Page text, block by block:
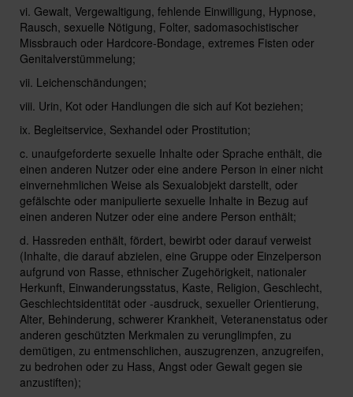
vi. Gewalt, Vergewaltigung, fehlende Einwilligung, Hypnose,
Rausch, sexuelle Nötigung, Folter, sadomasochistischer
Missbrauch oder Hardcore-Bondage, extremes Fisten oder
Genitalverstümmelung;
vii. Leichenschändungen;
viii. Urin, Kot oder Handlungen die sich auf Kot beziehen;
ix. Begleitservice, Sexhandel oder Prostitution;
c. unaufgeforderte sexuelle Inhalte oder Sprache enthält, die
einen anderen Nutzer oder eine andere Person in einer nicht
einvernehmlichen Weise als Sexualobjekt darstellt, oder
gefälschte oder manipulierte sexuelle Inhalte in Bezug auf
einen anderen Nutzer oder eine andere Person enthält;
d. Hassreden enthält, fördert, bewirbt oder darauf verweist
(Inhalte, die darauf abzielen, eine Gruppe oder Einzelperson
aufgrund von Rasse, ethnischer Zugehörigkeit, nationaler
Herkunft, Einwanderungsstatus, Kaste, Religion, Geschlecht,
Geschlechtsidentität oder -ausdruck, sexueller Orientierung,
Alter, Behinderung, schwerer Krankheit, Veteranenstatus oder
anderen geschützten Merkmalen zu verunglimpfen, zu
demütigen, zu entmenschlichen, auszugrenzen, anzugreifen,
zu bedrohen oder zu Hass, Angst oder Gewalt gegen sie
anzustiften);